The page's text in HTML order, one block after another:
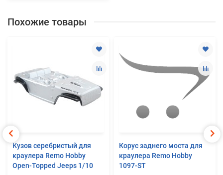
Похожие товары
Кузов серебристый для
краулера Remo Hobby
Open-Topped Jeeps 1/10
Корус заднего моста для
краулера Remo Hobby
1097-ST